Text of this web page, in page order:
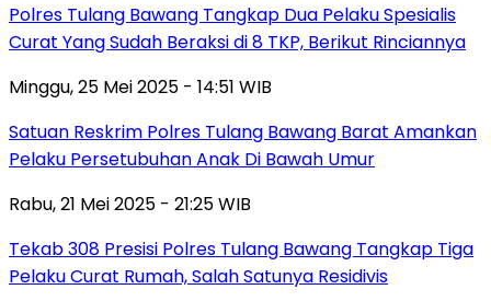
Polres Tulang Bawang Tangkap Dua Pelaku Spesialis
Curat Yang Sudah Beraksi di 8 TKP, Berikut Rinciannya
Minggu, 25 Mei 2025 - 14:51 WIB
Satuan Reskrim Polres Tulang Bawang Barat Amankan
Pelaku Persetubuhan Anak Di Bawah Umur
Rabu, 21 Mei 2025 - 21:25 WIB
Tekab 308 Presisi Polres Tulang Bawang Tangkap Tiga
Pelaku Curat Rumah, Salah Satunya Residivis